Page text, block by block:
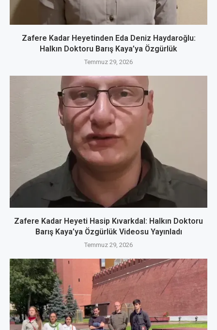
Zafere Kadar Heyetinden Eda Deniz Haydaroğlu:
Halkın Doktoru Barış Kaya’ya Özgürlük
Temmuz 29, 2026
Zafere Kadar Heyeti Hasip Kıvarkdal: Halkın Doktoru
Barış Kaya’ya Özgürlük Videosu Yayınladı
Temmuz 29, 2026